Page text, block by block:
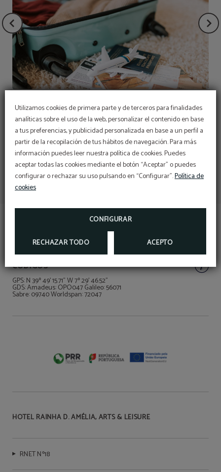
Utilizamos cookies de primera parte y de terceros para finalidades
analíticas sobre el uso de la web, personalizar el contenido en base
a tus preferencias, y publicidad personalizada en base a un perfil a
partir de la recopilación de tus hábitos de navegación. Para más
información puedes leer nuestra política de cookies. Puedes
aceptar todas las cookies mediante el botón “Aceptar” o puedes
configurar o rechazar su uso pulsando en “Configurar”.Política de
cookies
CONFIGURAR
RECHAZAR TODO ACEPTO
Estancias mínimas
CÓDIGOS
GPS: N 39º 49' 15.71" W 7º 29' 46.52"
GDS: Amadeus: OPO047 Galileo: 56071
Sabre: 09740 Worldspan: 72047
HOTEL RAINHA D. AMÉLIA, ARTS & LEISURE
RNET Nº18